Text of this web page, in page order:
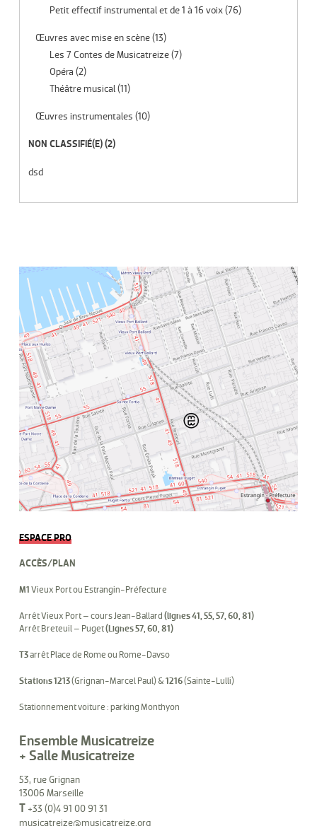
Petit effectif instrumental et de 1 à 16 voix(76)
Œuvres avec mise en scène(13)
Les 7 Contes de Musicatreize(7)
Opéra (2)
Théâtre musical(11)
Œuvres instrumentales (10)
NON CLASSIFIÉ(E)(2)
dsd
ESPACE PRO
ACCÈS/PLAN
M1 Vieux Port ou Estrangin-Préfecture
Arrêt Vieux Port – cours Jean-Ballard (lignes 41, 55, 57, 60, 81)
Arrêt Breteuil – Puget(Lignes 57, 60, 81)
T3arrêt Place de Rome ou Rome-Davso
Stations 1213(Grignan-Marcel Paul) & 1216(Sainte-Lulli)
Stationnement voiture : parking Monthyon
Ensemble Musicatreize
+ Salle Musicatreize
53, rue Grignan
13006 Marseille
T+33 (0)4 91 00 91 31
musicatreize@musicatreize.org